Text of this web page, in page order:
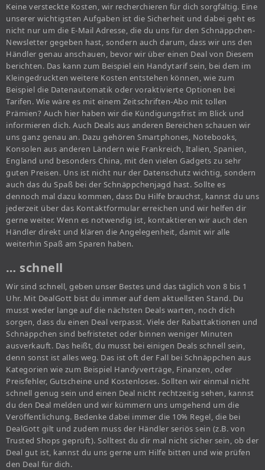
Keine versteckte Kosten, wir recherchieren für dich sorgfältig. Eine
unserer wichtigsten Aufgaben ist die Sicherheit und dabei geht es
nicht nur um die E-Mail Adresse, die du uns für den Schnäppchen-
Newsletter gegeben hast, sondern auch darum, dass wir uns den
Händler genau anschauen, bevor wir über einen Deal von Diesem
berichten. Das kann zum Beispiel ein Handytarif sein, bei dem im
Kleingedruckten weitere Kosten entstehen können, wie zum
Beispiel die Datenautomatik oder voraktivierte Optionen bei
Tarifen. Wie wäre es mit einem Zeitschriften-Abo mit tollen
Prämien? Auch hier haben wir die Kündigungsfrist im Blick und
informieren dich. Auch Deals aus anderen Bereichen schauen wir
uns ganz genau an. Dazu gehören Smartphones, Notebooks,
Konsolen aus anderen Ländern wie Frankreich, Italien, Spanien,
England und besonders China, mit den vielen Gadgets zu sehr
guten Preisen. Uns ist nicht nur der Datenschutz wichtig, sondern
auch das du Spaß bei der Schnäppchenjagd hast. Sollte es
dennoch mal dazu kommen, dass Du Hilfe brauchst, kannst du uns
jederzeit über das Kontaktformular erreichen und wir helfen dir
gerne weiter. Wenn es notwendig ist, kontaktieren wir auch den
Händler direkt und klären die Angelegenheit, damit wir alle
weiterhin Spaß am Sparen haben.
… schnell
Wir sind schnell, geben unser Bestes und das täglich von 8 bis 1
Uhr. Mit DealGott bist du immer auf dem aktuellsten Stand. Du
musst weder lange auf die nächsten Deals warten, noch dich
sorgen, dass du einen Deal verpasst. Viele der Rabattaktionen und
Schnäppchen sind befristetet oder binnen weniger Minuten
ausverkauft. Das heißt, du musst bei einigen Deals schnell sein,
denn sonst ist alles weg. Das ist oft der Fall bei Schnäppchen aus
Kategorien wie zum Beispiel Handyverträge, Finanzen, oder
Preisfehler, Gutscheine und Kostenloses. Sollten wir einmal nicht
schnell genug sein und einen Deal nicht rechtzeitig sehen, kannst
du den Deal melden und wir kümmern uns umgehend um die
Veröffentlichung. Bedenke dabei immer die 10% Regel, die bei
DealGott gilt und zudem muss der Händler seriös sein (z.B. von
Trusted Shops geprüft). Solltest du dir mal nicht sicher sein, ob der
Deal gut ist, kannst du uns gerne um Hilfe bitten und wie prüfen
den Deal für dich.